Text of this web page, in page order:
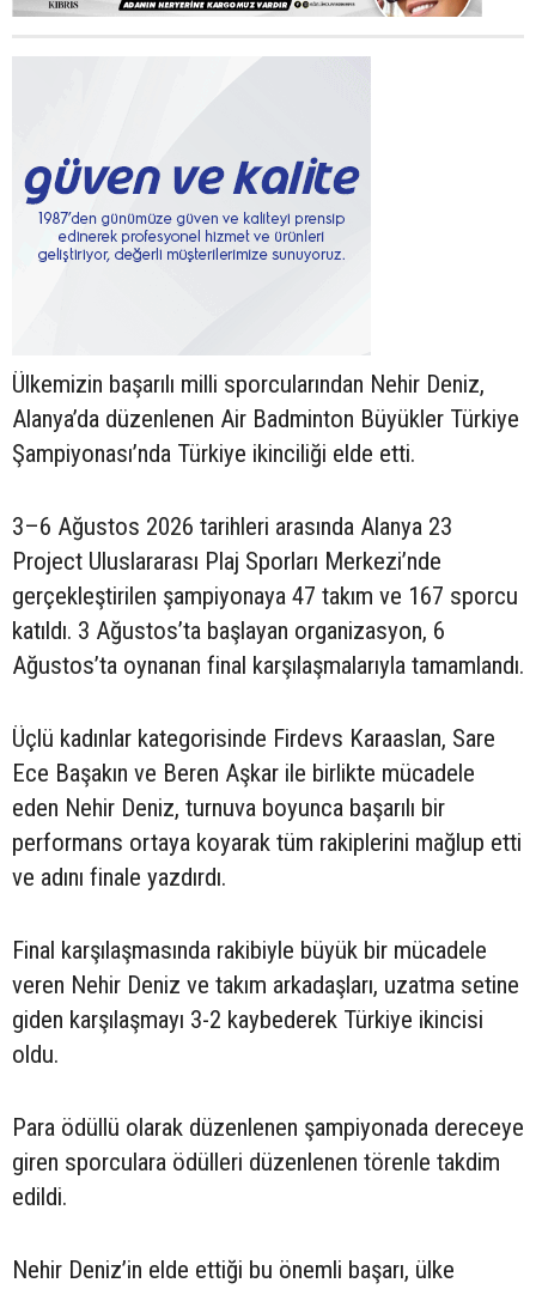
Ülkemizin başarılı milli sporcularından Nehir Deniz,
Alanya’da düzenlenen Air Badminton Büyükler Türkiye
Şampiyonası’nda Türkiye ikinciliği elde etti.
3–6 Ağustos 2026 tarihleri arasında Alanya 23
Project Uluslararası Plaj Sporları Merkezi’nde
gerçekleştirilen şampiyonaya 47 takım ve 167 sporcu
katıldı. 3 Ağustos’ta başlayan organizasyon, 6
Ağustos’ta oynanan final karşılaşmalarıyla tamamlandı.
Üçlü kadınlar kategorisinde Firdevs Karaaslan, Sare
Ece Başakın ve Beren Aşkar ile birlikte mücadele
eden Nehir Deniz, turnuva boyunca başarılı bir
performans ortaya koyarak tüm rakiplerini mağlup etti
ve adını finale yazdırdı.
Final karşılaşmasında rakibiyle büyük bir mücadele
veren Nehir Deniz ve takım arkadaşları, uzatma setine
giden karşılaşmayı 3-2 kaybederek Türkiye ikincisi
oldu.
Para ödüllü olarak düzenlenen şampiyonada dereceye
giren sporculara ödülleri düzenlenen törenle takdim
edildi.
Nehir Deniz’in elde ettiği bu önemli başarı, ülke